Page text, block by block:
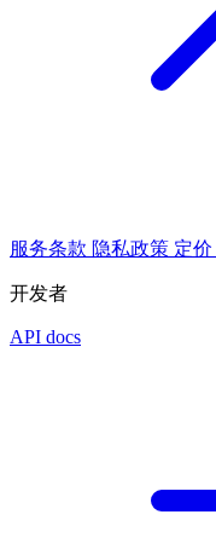
服务条款 隐私政策 定价
开发者
API docs